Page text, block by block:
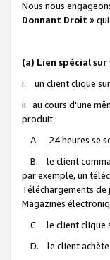
Nous nous
Donnant Droit »
(a) Lien spécial
i. un client clique sur
ii. au cours d'une
produit :
A. 24 heures se
B. le client
par exemple, un
Téléchargements de
Magazines
C. le client clique
D. le client achète